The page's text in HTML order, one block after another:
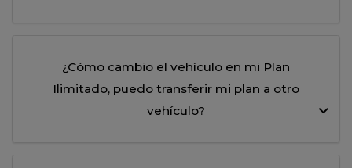
¿Cómo cambio el vehículo en mi Plan
Ilimitado, puedo transferir mi plan a otro
vehículo?